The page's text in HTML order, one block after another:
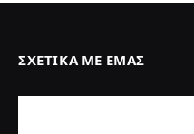
ΣΧΕΤΙΚΆ ΜΕ ΕΜΆΣ